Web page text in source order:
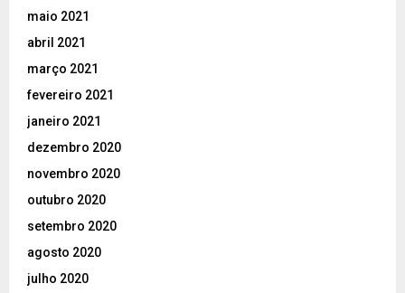
maio 2021
abril 2021
março 2021
fevereiro 2021
janeiro 2021
dezembro 2020
novembro 2020
outubro 2020
setembro 2020
agosto 2020
julho 2020